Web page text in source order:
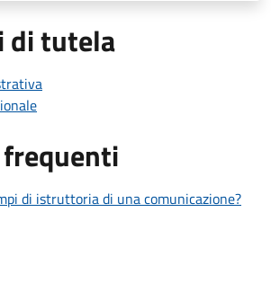
di tutela
di istruttoria di una comunicazione?